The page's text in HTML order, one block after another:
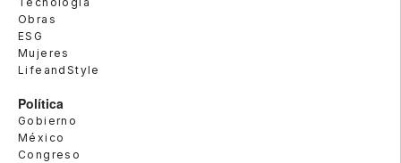
Obras
ESG
Mujeres
LifeandStyle
Política
Gobierno
México
Congreso